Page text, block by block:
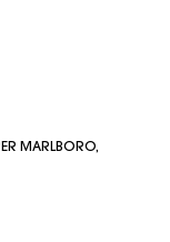
MARLBORO,